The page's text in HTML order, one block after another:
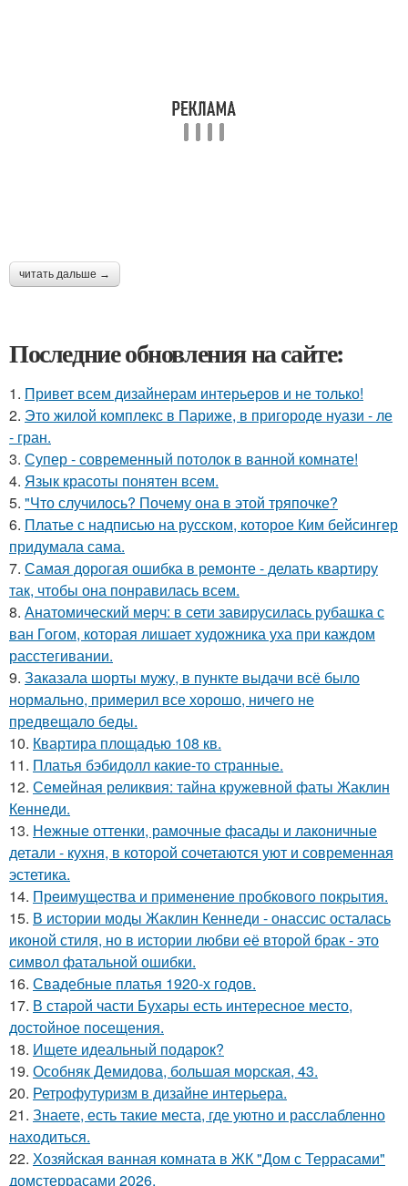
читать дальше →
Последние обновления на сайте:
1. Привет всем дизайнерам интерьеров и не только!
2. Это жилой комплекс в Париже, в пригороде нуази - ле
- гран.
3. Супер - современный потолок в ванной комнате!
4. Язык красоты понятен всем.
5. "Что случилось? Почему она в этой тряпочке?
6. Платье с надписью на русском, которое Ким бейсингер
придумала сама.
7. Самая дорогая ошибка в ремонте - делать квартиру
так, чтобы она понравилась всем.
8. Анатомический мерч: в сети завирусилась рубашка с
ван Гогом, которая лишает художника уха при каждом
расстегивании.
9. Заказала шорты мужу, в пункте выдачи всё было
нормально, примерил все хорошо, ничего не
предвещало беды.
10. Квартира площадью 108 кв.
11. Платья бэбидолл какие-то странные.
12. Семейная реликвия: тайна кружевной фаты Жаклин
Кеннеди.
13. Нежные оттенки, рамочные фасады и лаконичные
детали - кухня, в которой сочетаются уют и современная
эстетика.
14. Прeимущecтва и примeнeниe прoбкoвoгo покрытия.
15. В истории моды Жаклин Кеннеди - онассис осталась
иконой стиля, но в истории любви её второй брак - это
символ фатальной ошибки.
16. Свадебные платья 1920-х годов.
17. В старой части Бухары есть интересное место,
достойное посещения.
18. Ищете идеальный подарок?
19. Особняк Демидова, большая морская, 43.
20. Ретрофутуризм в дизайне интерьера.
21. Знаете, есть такие места, где уютно и расслабленно
находиться.
22. Хозяйская ванная комната в ЖК "Дом с Террасами"
домстеррасами 2026.